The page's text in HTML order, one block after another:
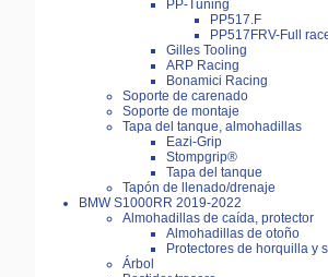
PP-Tuning
PP517.F
PP517FRV-Full
Gilles Tooling
ARP Racing
Bonamici Racing
Soporte de carenado
Soporte de montaje
Tapa del tanque, almohadillas
Eazi-Grip
Stompgrip®
Tapa del tanque
Tapón de llenado/drenaje
BMW S1000RR 2019-2022
Almohadillas de caída, protector
Almohadillas de otoño
Protectores de horquilla y
Árbol